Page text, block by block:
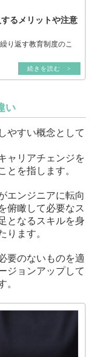
るメリットや注意
り返す教育制度のこ
続きを読む >
い
やすい概念として
ャリアチェンジを
とを指します。
エンジニアに転向
俯瞰して必要なス
となるスキルを身
ります。
要のないものを適
ジョンアップして
。